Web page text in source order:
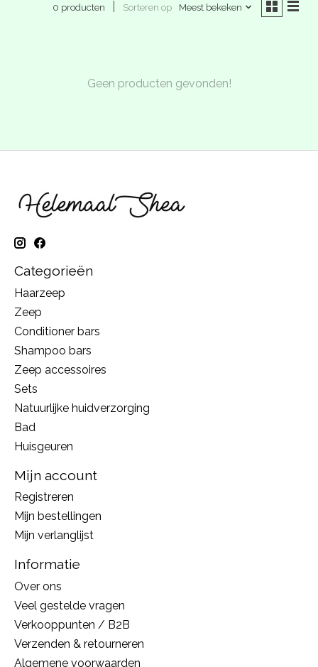
0 producten Sorteren op Meest bekeken
Geen producten gevonden!
Categorieën
Haarzeep
Zeep
Conditioner bars
Shampoo bars
Zeep accessoires
Sets
Natuurlijke huidverzorging
Bad
Huisgeuren
Mijn account
Registreren
Mijn bestellingen
Mijn verlanglijst
Informatie
Over ons
Veel gestelde vragen
Verkooppunten / B2B
Verzenden & retourneren
Algemene voorwaarden